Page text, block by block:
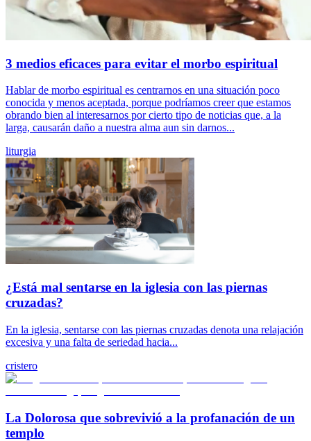
3 medios eficaces para evitar el morbo espiritual
Hablar de morbo espiritual es centrarnos en una situación poco
conocida y menos aceptada, porque podríamos creer que estamos
obrando bien al interesarnos por cierto tipo de noticias que, a la
larga, causarán daño a nuestra alma aun sin darnos...
liturgia
¿Está mal sentarse en la iglesia con las piernas
cruzadas?
En la iglesia, sentarse con las piernas cruzadas denota una relajación
excesiva y una falta de seriedad hacia...
cristero
La Dolorosa que sobrevivió a la profanación de un
templo